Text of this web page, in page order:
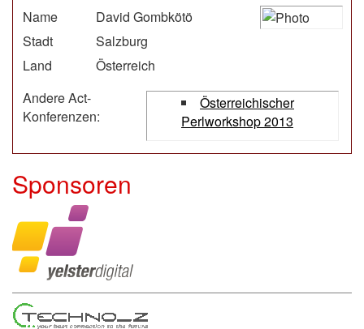
Name
David Gombkötö
Stadt
Salzburg
Land
Österreich
Andere Act-
Konferenzen:
Österreichischer
Perlworkshop 2013
Sponsoren